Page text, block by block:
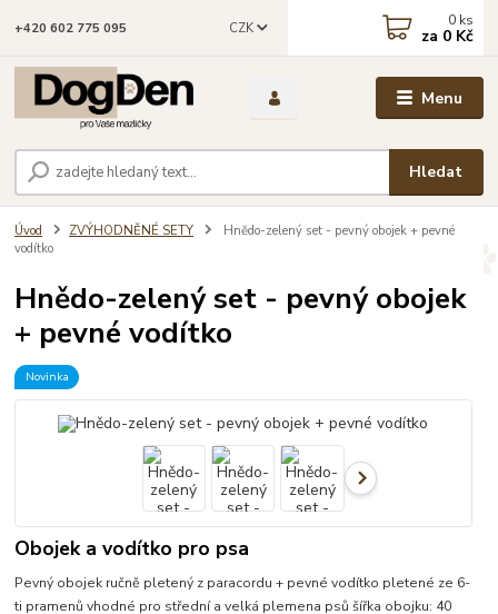
Menu
CZK
Hledat
+420 602 775 095 0 ks
za 0 Kč
Úvod ZVÝHODNĚNÉ SETY
Hnědo-zelený set - pevný obojek + pevné
vodítko
Hnědo-zelený set - pevný obojek
+ pevné vodítko
Novinka
Obojek a vodítko pro psa
Pevný obojek ručně pletený z paracordu + pevné vodítko pletené ze 6-
ti pramenů vhodné pro střední a velká plemena psů šířka obojku: 40